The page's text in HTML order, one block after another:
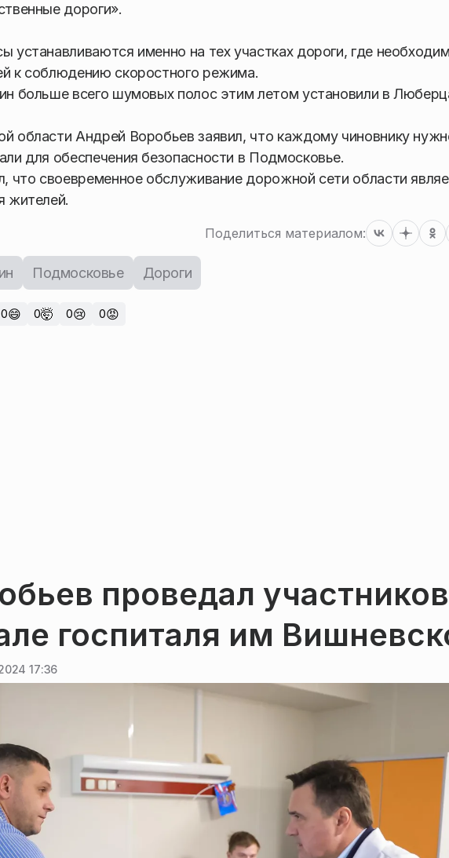
дороги».
устанавливаются именно на тех участках дороги, где
к соблюдению скоростного режима.
больше всего шумовых полос этим летом установили в
области Андрей Воробьев заявил, что каждому чиновнику
для обеспечения безопасности в Подмосковье.
что своевременное обслуживание дорожной сети области
жителей.
Поделиться материалом:
Подмосковье Дороги
0😄 0🤯 0😢 0😡
проведал участников
госпиталя им
17:36